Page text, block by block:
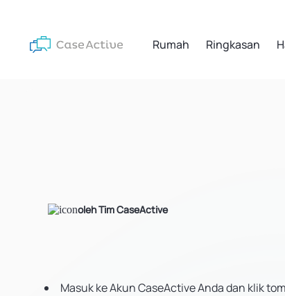
Rumah Ringkasan
oleh Tim CaseActive
Masuk ke Akun CaseActive Anda dan klik